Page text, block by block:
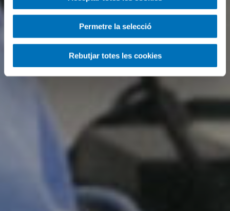
Permetre la selecció
Rebutjar totes les cookies